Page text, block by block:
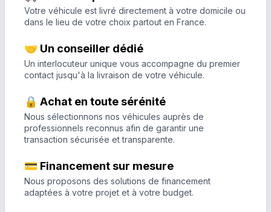
Votre véhicule est livré directement à votre domicile ou
dans le lieu de votre choix partout en France.
🤝 Un conseiller dédié
Un interlocuteur unique vous accompagne du premier
contact jusqu'à la livraison de votre véhicule.
🔒 Achat en toute sérénité
Nous sélectionnons nos véhicules auprès de
professionnels reconnus afin de garantir une
transaction sécurisée et transparente.
💳 Financement sur mesure
Nous proposons des solutions de financement
adaptées à votre projet et à votre budget.